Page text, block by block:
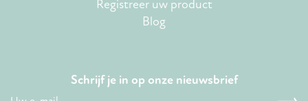
Registreer uw product
Blog
Schrijf je in op onze nieuwsbrief